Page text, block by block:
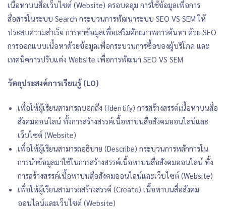
เนื้อหาบนสื่อเว็บไซต์ (Website) ครอบคลุม การใช้ข้อมูลเพื่อการ
สื่อสารในระบบ Search กระบวนการพัฒนาระบบ SEO VS SEM ให้
ประสบความสำเร็จ การหาข้อมูลเพื่อเสริมศักยภาพการค้นหา ด้วย SEO
การออกแบบเนื้อหาด้วยข้อมูลเพื่อกระบวนการซื้อของผู้บริโภค และ
เทคนิคการปรับแต่ง Website เพื่อการพัฒนา SEO VS SEM
วัตถุประสงค์การเรียนรู้ (LO)
เพื่อให้ผู้เรียนสามารถบอกถึง (Identify) การสร้างสรรค์เนื้อหาบนสื่อ
สังคมออนไลน์ ทั้งการสร้างสรรค์เนื้อหาบนสื่อสังคมออนไลน์และ
เว็บไซต์ (Website)
เพื่อให้ผู้เรียนสามารถอธิบาย (Describe) กระบวนการหลักการใน
การนำข้อมูลมาใช้ในการสร้างสรรค์เนื้อหาบนสื่อสังคมออนไลน์ ทั้ง
การสร้างสรรค์เนื้อหาบนสื่อสังคมออนไลน์และเว็บไซต์ (Website)
เพื่อให้ผู้เรียนสามารถสร้างสรรค์ (Create) เนื้อหาบนสื่อสังคม
ออนไลน์และเว็บไซต์ (Website)